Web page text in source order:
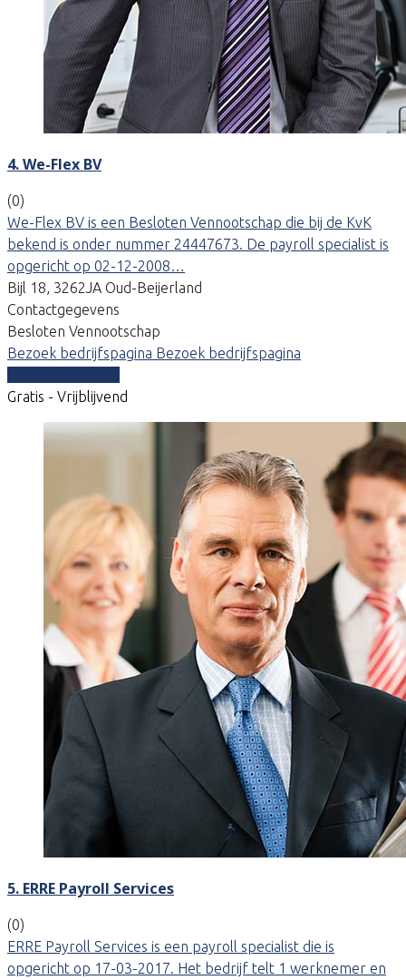
4. We-Flex BV
(0)
We-Flex BV is een Besloten Vennootschap die bij de KvK
bekend is onder nummer 24447673. De payroll specialist is
opgericht op 02-12-2008…
Bijl 18, 3262JA Oud-Beijerland
Contactgegevens
Besloten Vennootschap
Bezoek bedrijfspagina Bezoek bedrijfspagina
Gratis - Vrijblijvend
5. ERRE Payroll Services
(0)
ERRE Payroll Services is een payroll specialist die is
opgericht op 17-03-2017. Het bedrijf telt 1 werknemer en